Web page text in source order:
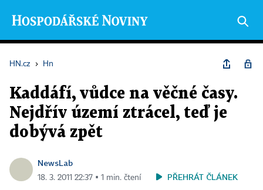
HN.cz › Hn
Kaddáfí, vůdce na věčné časy.
Nejdřív území ztrácel, teď je
dobývá zpět
NewsLab
18. 3. 2011 22:37 ▪ 1 min. čtení PŘEHRÁT ČLÁNEK